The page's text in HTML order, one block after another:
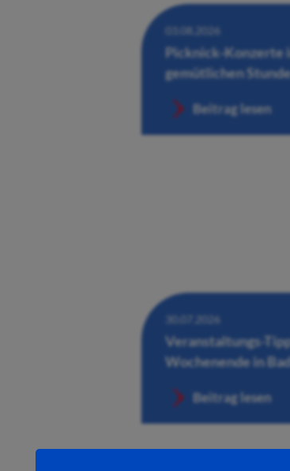
03.08.2026
Picknick-Konzerte
gemütlichen
Beitrag lesen
30.07.2026
Veranstaltungs-
Wochenende in
Beitrag lesen